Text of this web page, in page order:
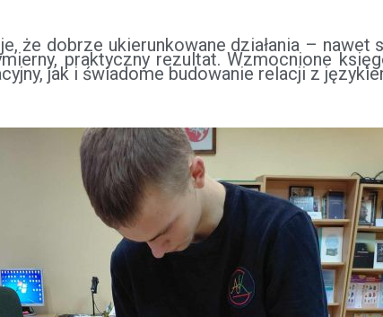
że dobrze ukierunkowane działania – nawet
praktyczny rezultat. Wzmocnione
jak i świadome budowanie relacji z